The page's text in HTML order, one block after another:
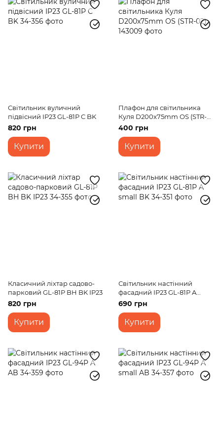
Світильник вуличний
підвісний IP23 GL-81P C BK
820 грн
Купити
Плафон для світильника
Куля D200x75mm OS (STR-
02)
400 грн
Купити
Класичний ліхтар садово-
парковий GL-81P BH BK IP23
820 грн
Купити
Світильник настінний
фасадний IP23 GL-81P A
small BK
690 грн
Купити